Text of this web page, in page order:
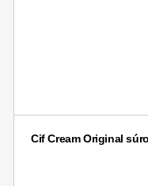
Cif Cream Original